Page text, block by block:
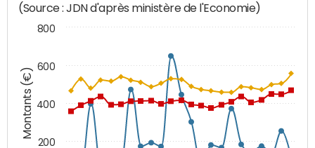
Montants (€)
(Source : JDN d'après ministère de l'Economie)
200
400
600
800